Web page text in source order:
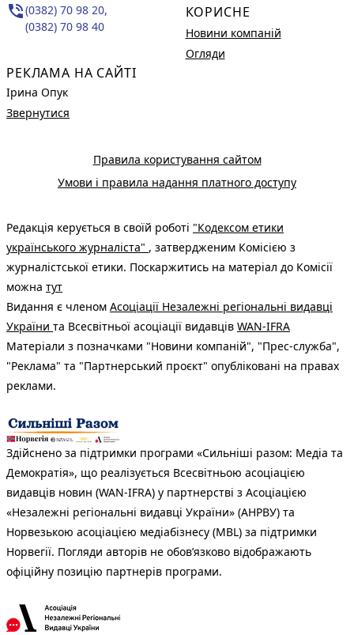
phone_in_talk(0382) 70 98 20,
(0382) 70 98 40
РЕКЛАМА НА САЙТІ
Ірина Опук
Звернутися
КОРИСНЕ
Новини компаній
Огляди
Правила користування сайтом
Умови і правила надання платного доступу
Редакція керується в своїй роботі "Кодексом етики
українського журналіста" , затвердженим Комісією з
журналістської етики. Поскаржитись на матеріал до Комісії
можна тут
Видання є членом Асоціації Незалежні регіональні видавці
України та Всесвітньої асоціації видавців WAN-IFRA
Матеріали з позначками "Новини компаній", "Прес-служба",
"Реклама" та "Партнерський проєкт" опубліковані на правах
реклами.
Здійснено за підтримки програми «Сильніші разом: Медіа та
Демократія», що реалізується Всесвітньою асоціацією
видавців новин (WAN-IFRA) у партнерстві з Асоціацією
«Незалежні регіональні видавці України» (АНРВУ) та
Норвезькою асоціацією медіабізнесу (MBL) за підтримки
Норвегії. Погляди авторів не обов’язково відображають
офіційну позицію партнерів програми.